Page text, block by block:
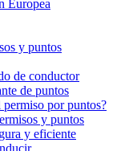
Europea
y puntos
de conductor
de puntos
por puntos?
y puntos
y eficiente